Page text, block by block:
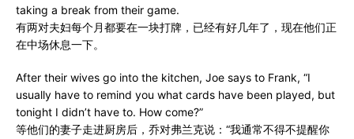
taking a break from their game.
有两对夫妇每个月都要在一块打牌，已经有好几年了，现在他们正
在中场休息一下。
After their wives go into the kitchen, Joe says to Frank, “I
usually have to remind you what cards have been played, but
tonight I didn’t have to. How come?”
等他们的妻子走进厨房后，乔对弗兰克说：“我通常不得不提醒你